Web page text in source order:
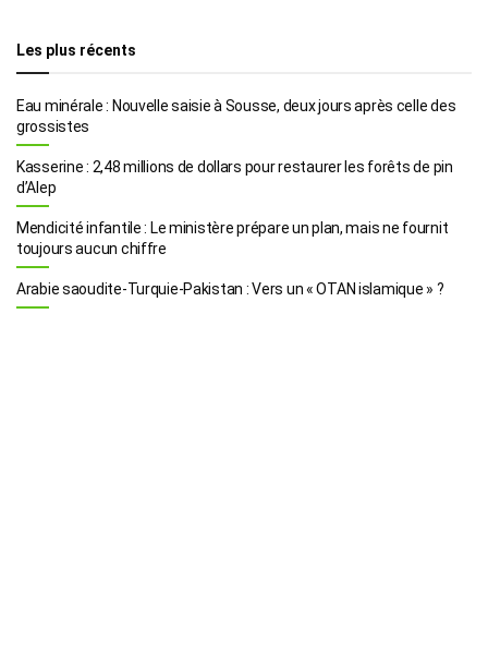
Les plus récents
Eau minérale : Nouvelle saisie à Sousse, deux jours après celle des
grossistes
Kasserine : 2,48 millions de dollars pour restaurer les forêts de pin
d’Alep
Mendicité infantile : Le ministère prépare un plan, mais ne fournit
toujours aucun chiffre
Arabie saoudite-Turquie-Pakistan : Vers un « OTAN islamique » ?